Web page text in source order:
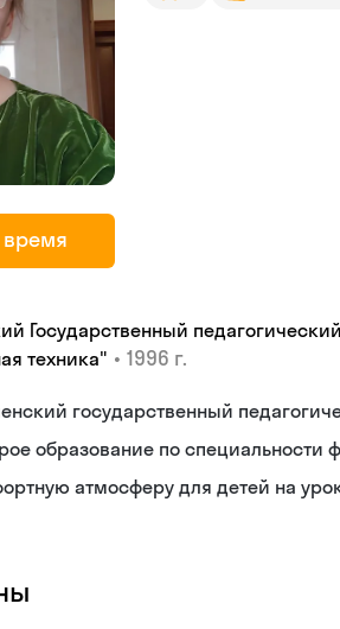
время
Государственный
техника" • 1996 г.
государственный
образование по специальности
атмосферу для детей на